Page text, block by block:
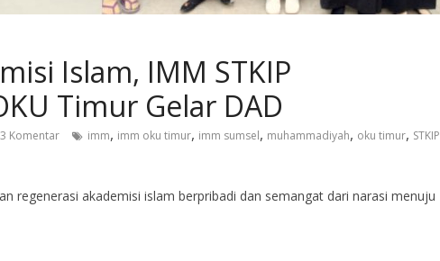
Islam, IMM STKIP
Timur Gelar DAD
3 Komentar imm, imm oku timur, imm sumsel, muhammadiyah, oku timur, STKIP
regenerasi akademisi islam berpribadi dan semangat dari narasi menuju